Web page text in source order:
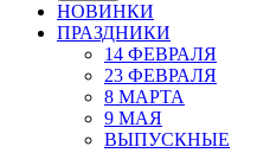
НОВИНКИ
ПРАЗДНИКИ
14 ФЕВРАЛЯ
23 ФЕВРАЛЯ
8 МАРТА
9 МАЯ
ВЫПУСКНЫЕ